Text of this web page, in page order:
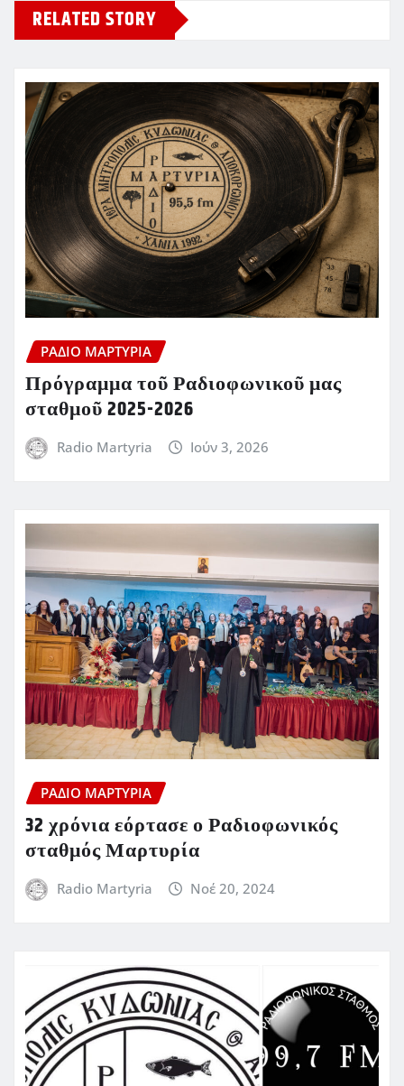
RELATED STORY
ΡΆΔΙΟ ΜΑΡΤΥΡΊΑ
Πρόγραμμα τοῦ Ραδιοφωνικοῦ μας
σταθμοῦ 2025-2026
Radio Martyria Ιούν 3, 2026
ΡΆΔΙΟ ΜΑΡΤΥΡΊΑ
32 χρόνια εόρτασε ο Ραδιοφωνικός
σταθμός Μαρτυρία
Radio Martyria Νοέ 20, 2024